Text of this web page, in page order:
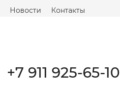
Новости Контакты
+7 911 925-65-10